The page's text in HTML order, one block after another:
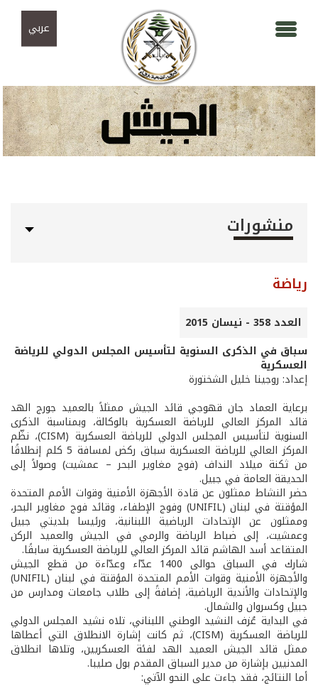
عربي
منشورات
رياضة
العدد 358 - نيسان 2015
سباق في الذكرى السنوية لتأسيس المجلس الدولي للرياضة
العسكرية
إعداد: روجينا خليل الشختورة
برعاية العماد جان قهوجي قائد الجيش ممثلاً بالعميد جورج الهد
قائد المركز العالي للرياضة العسكرية بالوكالة، وبمناسبة الذكرى
السنوية لتأسيس المجلس الدولي للرياضة العسكرية (CISM)، نظّم
المركز العالي للرياضة العسكرية سباق ركض لمسافة 5 كلم إنطلاقًا
من ثكنة ميلاد النداف (فوج مغاوير البحر – عمشيت) وصولاً إلى
الحديقة العامة في جبيل.
حضر النشاط ممثلون عن قادة الأجهزة الأمنية وقوات الأمم المتحدة
المؤقتة في لبنان (UNIFIL) وفوج الإطفاء، وقائد فوج مغاوير البحر،
وممثلون عن الإتحادات الرياضية اللبنانية، ورئيسا بلديتي جبيل
وعمشيت، إلى ضباط الرياضة والرمي في الجيش والعميد الركن
المتقاعد أسد الهاشم قائد المركز العالي للرياضة العسكرية سابقًا.
شارك في السباق حوالى 1400 عدّاء وعدّاءة من قطع الجيش
والأجهزة الأمنية وقوات الأمم المتحدة المؤقتة في لبنان (UNIFIL)
والإتحادات والأندية الرياضية، إضافةً إلى طلاب جامعات ومدارس من
جبيل وكسروان والشمال.
في البداية عُزف النشيد الوطني اللبناني، تلاه نشيد المجلس الدولي
للرياضة العسكرية (CISM)، ثم كانت إشارة الانطلاق التي أعطاها
ممثل قائد الجيش العميد الهد لفئة العسكريين، وتلاها انطلاق
المدنيين بإشارة من مدير السباق المقدم بول صليبا.
أما النتائج، فقد جاءت على النحو الآتي: